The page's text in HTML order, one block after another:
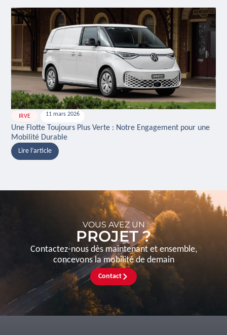
IRVE 11 mars 2026
Une Flotte Toujours Plus Verte : Notre Engagement pour une
Mobilité Durable
Lire l’article
VOUS AVEZ UN
PROJET ?
Contactez-nous dès maintenant et ensemble,
concevons la mobilité de demain
Contact